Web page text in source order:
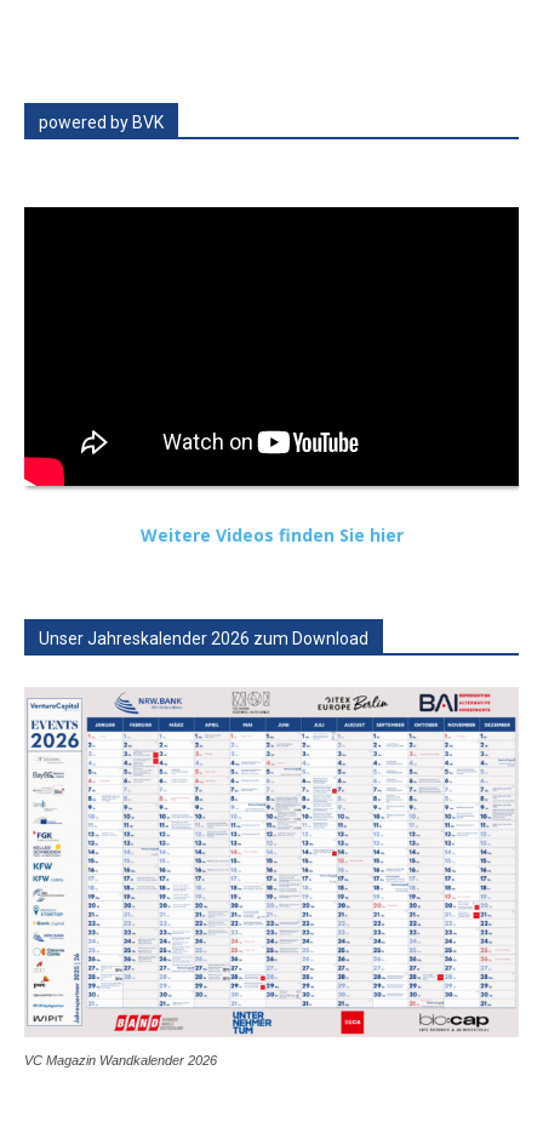
powered by BVK
Weitere Videos finden Sie hier
Unser Jahreskalender 2026 zum Download
VC Magazin Wandkalender 2026